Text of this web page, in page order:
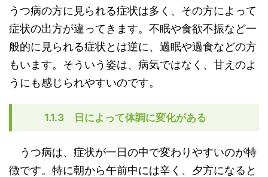
うつ病の方に見られる症状は多く、その方によって
症状の出方が違ってきます。不眠や食欲不振など一
般的に見られる症状とは逆に、過眠や過食などの方
もいます。そういう姿は、病気ではなく、甘えのよ
うにも感じられやすいのです。
1.1.3 日によって体調に変化がある
うつ病は、症状が一日の中で変わりやすいのが特
徴です。特に朝から午前中には辛く、夕方になると